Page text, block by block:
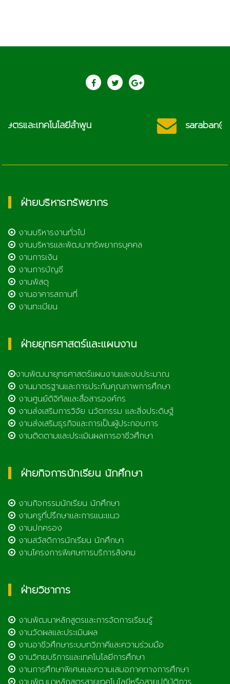
saraban@lcat.ac.th
ฝ่ายบริหารทรัพยากร
งานบริหารงานทั่วไป
งานบริหารและพัฒนาทรัพยากรบุคคล
งานการเงิน
งานการบัญชี
งานพัสดุ
งานอาคารสถานที่
งานทะเบียน
ฝ่ายยุทธศาสตร์และแผนงาน
งานพัฒนายุทธศาสตร์แผนงานและงบประมาณ
งานมาตรฐานและการประกันคุณภาพการศึกษา
งานศูนย์ดิจิทัลและสื่อสารองค์กร
งานส่งเสริมการวิจัย นวัตกรรม และสิ่งประดิษฐ์
งานส่งเสริมธุรกิจและการเป็นผู้ประกอบการ
งานติดตามและประเมินผลการอาชีวศึกษา
ฝ่ายกิจการนักเรียน นักศึกษา
งานกิจกรรมนักเรียน นักศึกษา
งานครูที่ปรึกษาและการแนะแนว
งานปกครอง
งานสวัสดิการนักเรียน นักศึกษา
งานโครงการพิเศษการบริการสังคม
ฝ่ายวิชาการ
งานพัฒนาหลักสูตรและการจัดการเรียนรู้
งานวัดผลและประเมินผล
งานอาชีวศึกษาระบบทวิภาคีและความร่วมมือ
งานวิทยบริการและเทคโนโลยีการศึกษา
งานการศึกษาพิเศษและความเสมอภาคทางการศึกษา